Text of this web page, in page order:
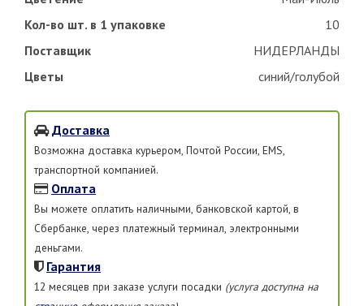
Кол-во шт. в 1 упаковке
10
Поставщик
НИДЕРЛАНДЫ
Цветы
синий/голубой
Доставка
Возможна доставка курьером, Почтой России, EMS,
транспортной компанией.
Оплата
Вы можете оплатить наличными, банковской картой, в
Сбербанке, через платежный терминал, электронными
деньгами.
Гарантия
12 месяцев при заказе услуги посадки (услуга доступна на